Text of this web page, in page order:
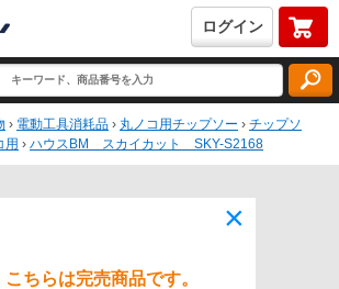
ログイン
› 電動工具消耗品 › 丸ノコ用チップソー › チップソ
用 › ハウスBM スカイカット SKY-S2168
×
こちらは完売商品です。